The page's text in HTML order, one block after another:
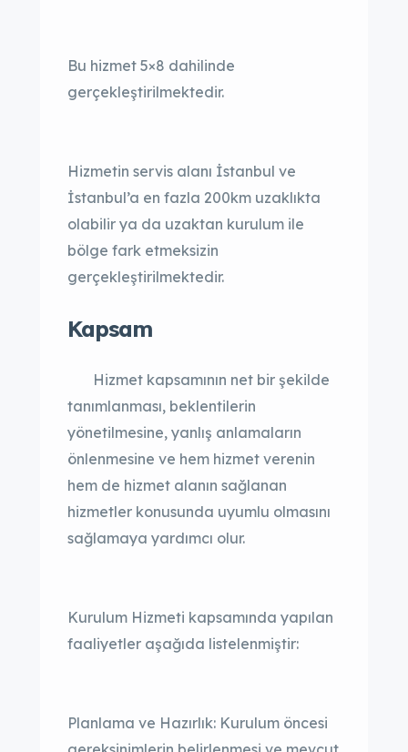
Bu hizmet 5×8 dahilinde
gerçekleştirilmektedir.
Hizmetin servis alanı İstanbul ve
İstanbul’a en fazla 200km uzaklıkta
olabilir ya da uzaktan kurulum ile
bölge fark etmeksizin
gerçekleştirilmektedir.
Kapsam
Hizmet kapsamının net bir şekilde
tanımlanması, beklentilerin
yönetilmesine, yanlış anlamaların
önlenmesine ve hem hizmet verenin
hem de hizmet alanın sağlanan
hizmetler konusunda uyumlu olmasını
sağlamaya yardımcı olur.
Kurulum Hizmeti kapsamında yapılan
faaliyetler aşağıda listelenmiştir:
Planlama ve Hazırlık: Kurulum öncesi